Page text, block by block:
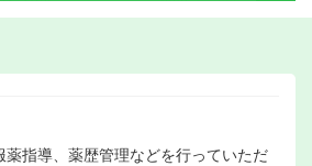
薬指導、薬歴管理などを行っていただ